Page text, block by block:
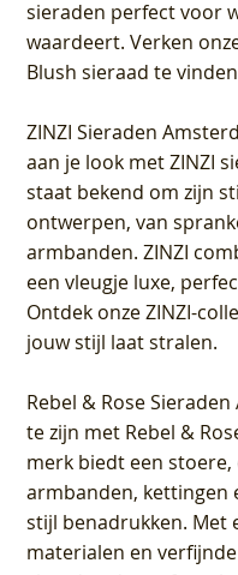
sieraden perfect voor
waardeert. Verken
Blush sieraad te
ZINZI Sieraden
aan je look met ZINZI
staat bekend om zijn
ontwerpen, van
armbanden. ZINZI
een vleugje luxe,
Ontdek onze ZINZI-
jouw stijl laat stralen.
Rebel & Rose
te zijn met Rebel &
merk biedt een
armbanden, kettingen
stijl benadrukken. Met
materialen en